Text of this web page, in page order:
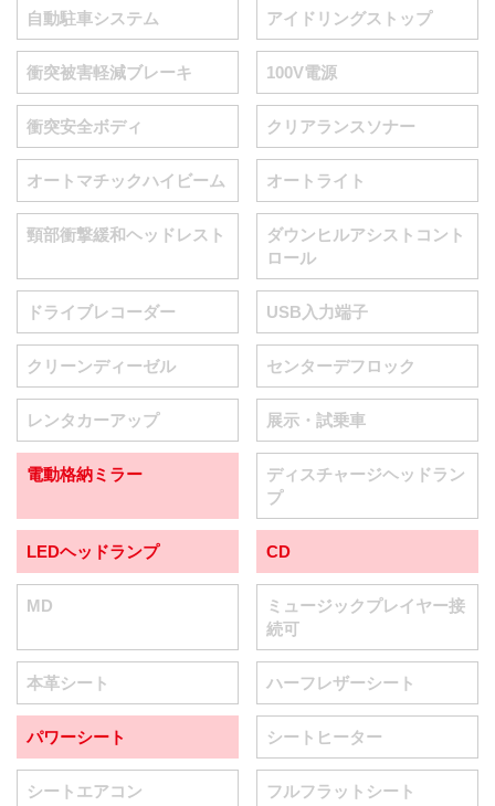
自動駐車システム アイドリングストップ
衝突被害軽減ブレーキ 100V電源
衝突安全ボディ クリアランスソナー
オートマチックハイビーム オートライト
頸部衝撃緩和ヘッドレスト
ダウンヒルアシストコント
ロール
ドライブレコーダー USB入力端子
クリーンディーゼル センターデフロック
レンタカーアップ 展示・試乗車
電動格納ミラー
ディスチャージヘッドラン
プ
LEDヘッドランプ CD
MD
ミュージックプレイヤー接
続可
本革シート ハーフレザーシート
パワーシート シートヒーター
シートエアコン フルフラットシート